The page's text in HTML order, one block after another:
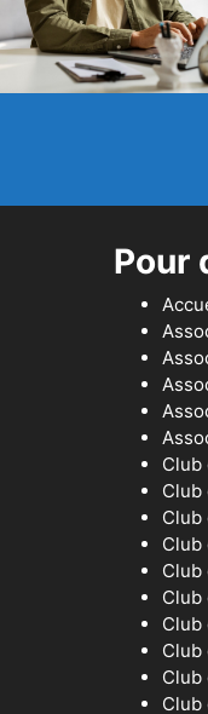
Pour
Club
Club
Club
Club
Club
Club
Club
Club
Club
Club